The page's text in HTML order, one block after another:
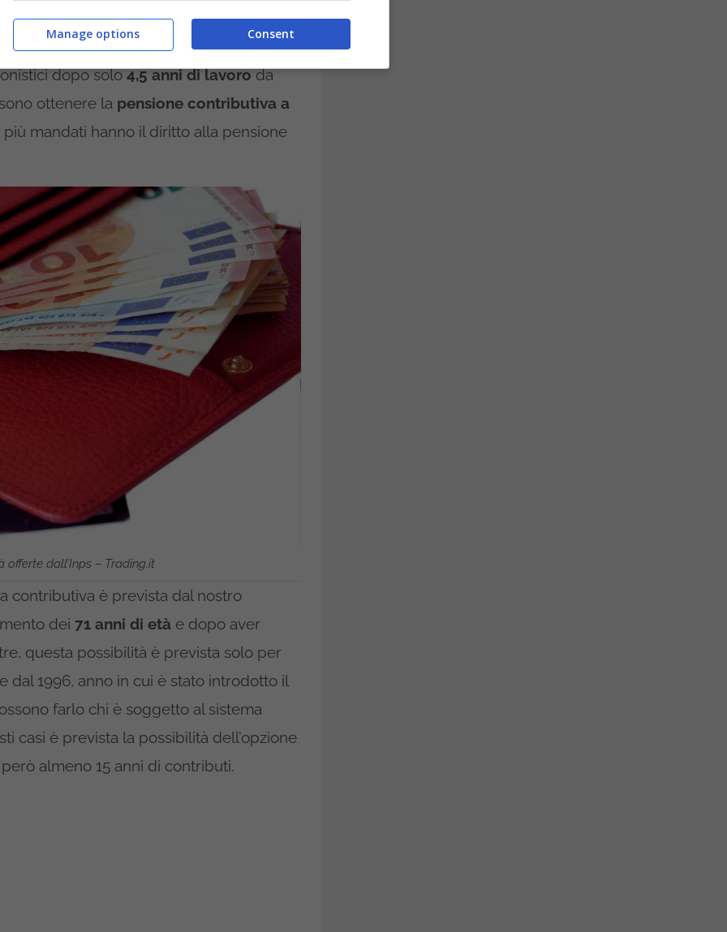
anni di contributi maturati per poter
inoltre un caso limite, il quale prevede il
dopo solo4,5 anni di lavoroda
ottenere la pensione contributiva a
mandati hanno il diritto alla pensione
offerte dall’Inps – Trading.it
contributiva è prevista dal nostro
dei 71 anni di età e dopo aver
questa possibilità è prevista solo per
dal 1996, anno in cui è stato introdotto il
farlo chi è soggetto al sistema
casi è prevista la possibilità dell’opzione
almeno 15 anni di contributi.
Consent
Manage options